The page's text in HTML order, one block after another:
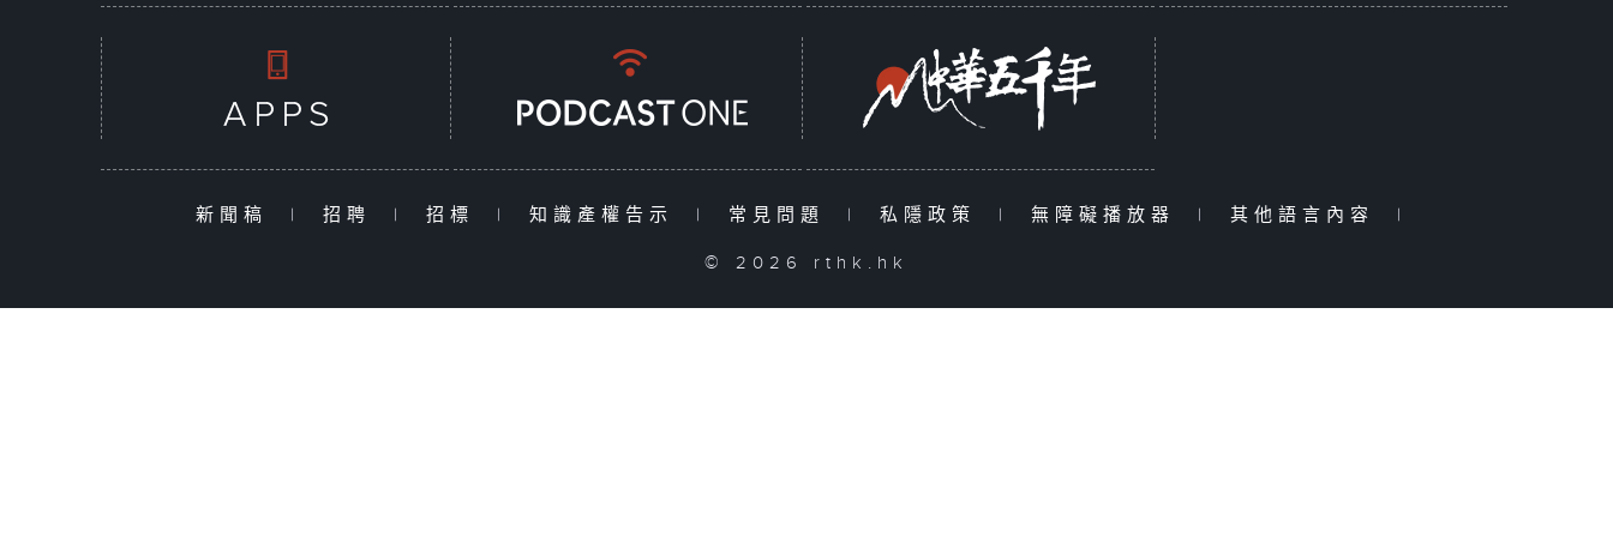
新聞稿 | 招聘 | 招標 | 知識產權告示 | 常見問題 | 私隱政策 | 無障礙播放器 | 其他語言內容 |
© 2026 rthk.hk